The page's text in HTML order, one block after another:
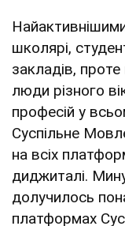
школярі,
закладів,
люди різного
професій у
Суспільне
на всіх
диджиталі.
долучилось
платформах